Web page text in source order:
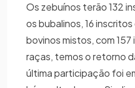
Os zebuínos terão 132
os bubalinos, 16
bovinos mistos, com
raças, temos o retorno
última participação foi